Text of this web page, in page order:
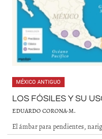
MÉXICO ANTIGUO
LOS FÓSILES Y SU
EDUARDO CORONA-M.
El ámbar para pendientes,